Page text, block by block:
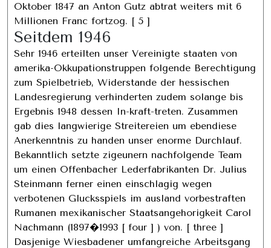
Oktober 1847 an Anton Gutz abtrat weiters mit 6
Millionen Franc fortzog. [ 5 ]
Seitdem 1946
Sehr 1946 erteilten unser Vereinigte staaten von
amerika-Okkupationstruppen folgende Berechtigung
zum Spielbetrieb, Widerstande der hessischen
Landesregierung verhinderten zudem solange bis
Ergebnis 1948 dessen In-kraft-treten. Zusammen
gab dies langwierige Streitereien um ebendiese
Anerkenntnis zu handen unser enorme Durchlauf.
Bekanntlich setzte zigeunern nachfolgende Team
um einen Offenbacher Lederfabrikanten Dr. Julius
Steinmann ferner einen einschlagig wegen
verbotenen Glucksspiels im ausland vorbestraften
Rumanen mexikanischer Staatsangehorigkeit Carol
Nachmann (1897�1993 [ four ] ) von. [ three ]
Dasjenige Wiesbadener umfangreiche Arbeitsgang